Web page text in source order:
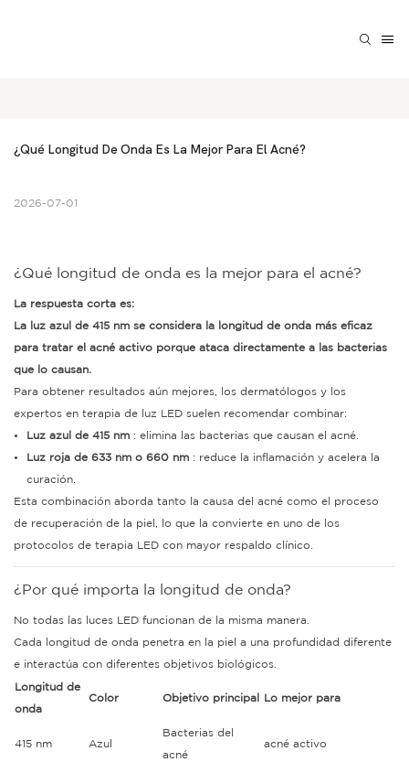
¿Qué Longitud De Onda Es La Mejor Para El Acné?
2026-07-01
¿Qué longitud de onda es la mejor para el acné?
La respuesta corta es:
La luz azul de 415 nm se considera la longitud de onda más eficaz
para tratar el acné activo porque ataca directamente a las bacterias
que lo causan.
Para obtener resultados aún mejores, los dermatólogos y los
expertos en terapia de luz LED suelen recomendar combinar:
Luz azul de 415 nm : elimina las bacterias que causan el acné.
Luz roja de 633 nm o 660 nm : reduce la inflamación y acelera la
curación.
Esta combinación aborda tanto la causa del acné como el proceso
de recuperación de la piel, lo que la convierte en uno de los
protocolos de terapia LED con mayor respaldo clínico.
¿Por qué importa la longitud de onda?
No todas las luces LED funcionan de la misma manera.
Cada longitud de onda penetra en la piel a una profundidad diferente
e interactúa con diferentes objetivos biológicos.
Longitud de
onda
Color Objetivo principal Lo mejor para
415 nm Azul
Bacterias del
acné
acné activo